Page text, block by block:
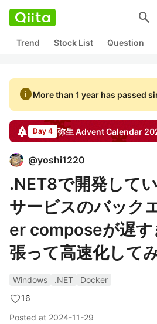
search
Trend Stock List Question
infoMore than 1 year has passed
Day 4 弥生 Advent Calendar
@yoshi1220
.NET8で開発して
サービスのバック
er composeが遅す
張って高速化して
Windows .NET
Docker
16
Posted at 2024-11-29